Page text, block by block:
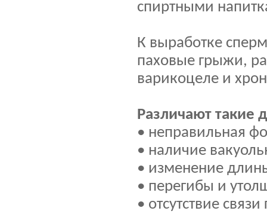
спиртными
К выработке
паховые грыжи,
варикоцеле и
Различают такие
• неправильная
• наличие
• изменение
• перегибы и
• отсутствие